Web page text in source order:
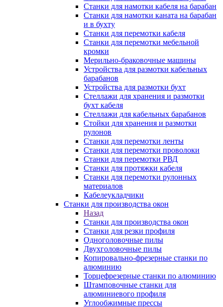
Станки для намотки кабеля на барабан
Станки для намотки каната на барабан
и в бухту
Станки для перемотки кабеля
Станки для перемотки мебельной
кромки
Мерильно-браковочные машины
Устройства для размотки кабельных
барабанов
Устройства для размотки бухт
Стеллажи для хранения и размотки
бухт кабеля
Стеллажи для кабельных барабанов
Стойки для хранения и размотки
рулонов
Станки для перемотки ленты
Станки для перемотки проволоки
Станки для перемотки РВД
Станки для протяжки кабеля
Станки для перемотки рулонных
материалов
Кабелеукладчики
Станки для производства окон
Назад
Станки для производства окон
Станки для резки профиля
Одноголовочные пилы
Двухголовочные пилы
Копировально-фрезерные станки по
алюминию
Торцефрезерные станки по алюминию
Штамповочные станки для
алюминиевого профиля
Углообжимные прессы